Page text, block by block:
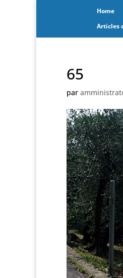
Home
Articles
65
par